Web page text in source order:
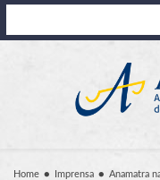
Home Imprensa Anamatra